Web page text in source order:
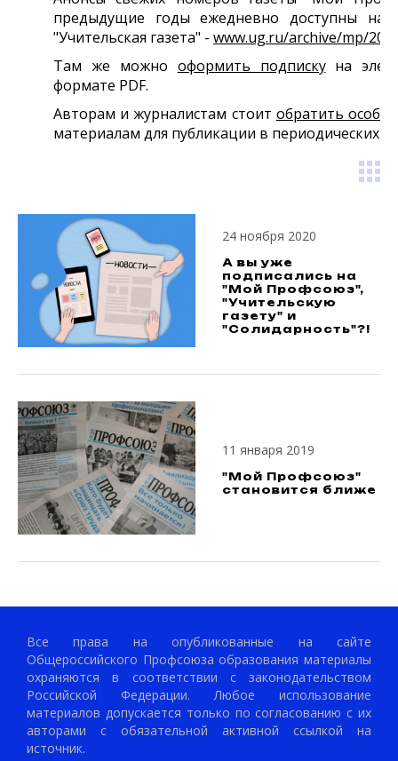
предыдущие годы ежедневно доступны на
"Учительская газета" - www.ug.ru/archive/mp/
Там же можно оформить подпискуна
формате PDF.
Авторам и журналистам стоит обратить
материалам для публикации в периодических
24 ноября 2020
А вы уже
подписались на
"Мой Профсоюз",
"Учительскую
газету" и
"Солидарность"?!
11 января 2019
"Мой Профсоюз"
становится ближе
Все права на опубликованные на сайте
Общероссийского Профсоюза образования материалы
охраняются в соответствии с законодательством
Российской Федерации. Любое использование
материалов допускается только по согласованию с их
авторами с обязательной активной ссылкой на
источник.